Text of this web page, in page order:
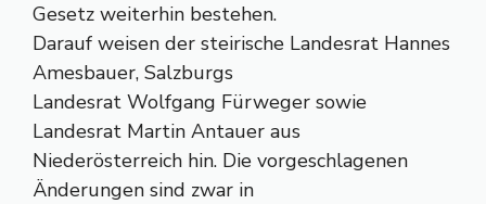
Gesetz weiterhin bestehen.
Darauf weisen der steirische Landesrat Hannes
Amesbauer, Salzburgs
Landesrat Wolfgang Fürweger sowie
Landesrat Martin Antauer aus
Niederösterreich hin. Die vorgeschlagenen
Änderungen sind zwar in